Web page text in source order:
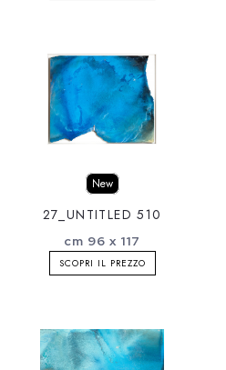
New
27_UNTITLED 510
cm 96 x 117
SCOPRI IL PREZZO